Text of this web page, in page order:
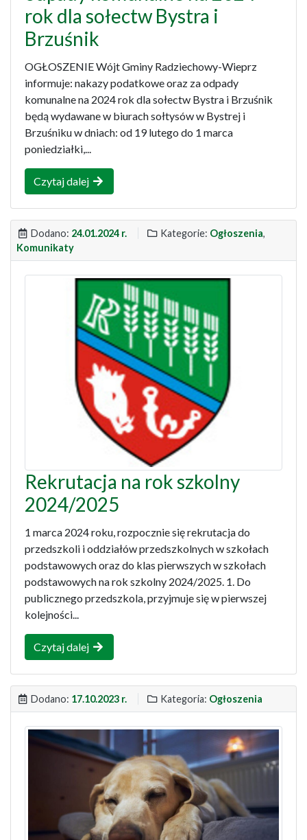
rok dla sołectw Bystra i
Brzuśnik
OGŁOSZENIE Wójt Gminy Radziechowy-Wieprz
informuje: nakazy podatkowe oraz za odpady
komunalne na 2024 rok dla sołectw Bystra i Brzuśnik
będą wydawane w biurach sołtysów w Bystrej i
Brzuśniku w dniach: od 19 lutego do 1 marca
poniedziałki,...
Czytaj dalej
Dodano: 24.01.2024 r. Kategorie: Ogłoszenia,
Komunikaty
Rekrutacja na rok szkolny
2024/2025
1 marca 2024 roku, rozpocznie się rekrutacja do
przedszkoli i oddziałów przedszkolnych w szkołach
podstawowych oraz do klas pierwszych w szkołach
podstawowych na rok szkolny 2024/2025. 1. Do
publicznego przedszkola, przyjmuje się w pierwszej
kolejności...
Czytaj dalej
Dodano: 17.10.2023 r. Kategoria: Ogłoszenia